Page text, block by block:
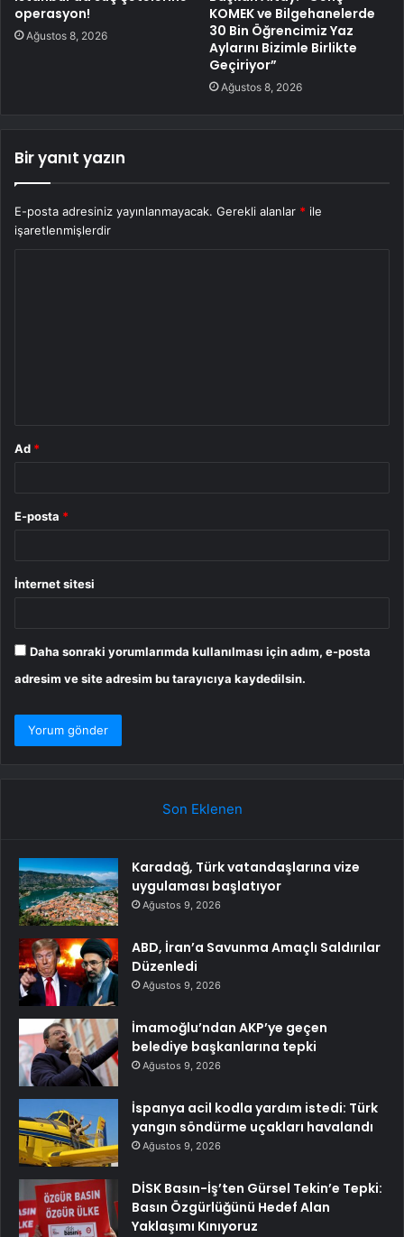
operasyon!
Ağustos 8, 2026
KOMEK ve Bilgehanelerde
30 Bin Öğrencimiz Yaz
Aylarını Bizimle Birlikte
Geçiriyor”
Ağustos 8, 2026
Bir yanıt yazın
E-posta adresiniz yayınlanmayacak. Gerekli alanlar * ile
işaretlenmişlerdir
Ad *
E-posta *
İnternet sitesi
Daha sonraki yorumlarımda kullanılması için adım, e-posta
adresim ve site adresim bu tarayıcıya kaydedilsin.
Son Eklenen
Karadağ, Türk vatandaşlarına vize
uygulaması başlatıyor
Ağustos 9, 2026
ABD, İran’a Savunma Amaçlı Saldırılar
Düzenledi
Ağustos 9, 2026
İmamoğlu’ndan AKP’ye geçen
belediye başkanlarına tepki
Ağustos 9, 2026
İspanya acil kodla yardım istedi: Türk
yangın söndürme uçakları havalandı
Ağustos 9, 2026
DİSK Basın-İş’ten Gürsel Tekin’e Tepki:
Basın Özgürlüğünü Hedef Alan
Yaklaşımı Kınıyoruz